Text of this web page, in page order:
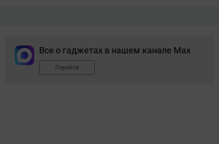
Все о гаджетах в нашем канале Max
Перейти